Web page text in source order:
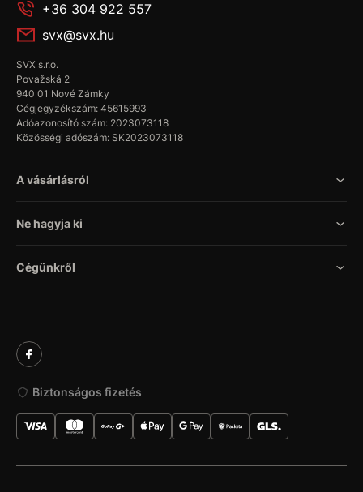
+36 304 922 557
svx@svx.hu
SVX s.r.o.
Považská 2
940 01 Nové Zámky
Cégjegyzékszám: 45615993
Adóazonosító szám: 2023073118
Közösségi adószám: SK2023073118
A vásárlásról
Ne hagyja ki
Cégünkről
Biztonságos fizetés